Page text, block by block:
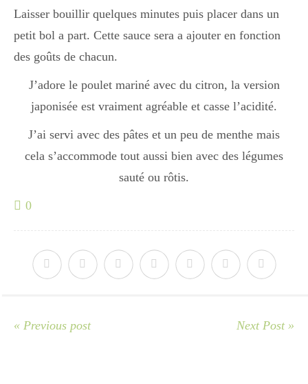
Boulette
Laisser bouillir quelques minutes puis placer dans un
petit bol a part. Cette sauce sera a ajouter en fonction
des goûts de chacun.
J’adore le poulet mariné avec du citron, la version
japonisée est vraiment agréable et casse l’acidité.
J’ai servi avec des pâtes et un peu de menthe mais
cela s’accommode tout aussi bien avec des légumes
sauté ou rôtis.
0
« Previous post Next Post »